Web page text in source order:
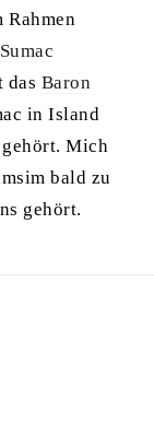
Rahmen
Sumac
das Baron
in Island
gehört. Mich
bald zu
gehört.